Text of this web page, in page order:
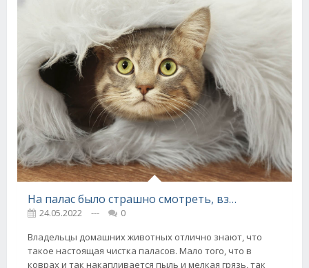
На палас было страшно смотреть, взялась за чистку, делюсь своими уловками
24.05.2022 ---
0
Владельцы домашних животных отлично знают, что
такое настоящая чистка паласов. Мало того, что в
коврах и так накапливается пыль и мелкая грязь, так